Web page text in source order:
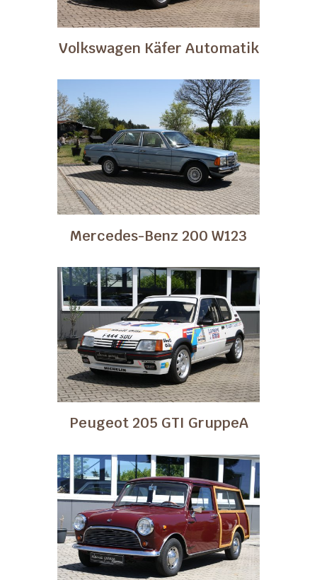
Volkswagen Käfer Automatik
Mercedes-Benz 200 W123
Peugeot 205 GTI GruppeA